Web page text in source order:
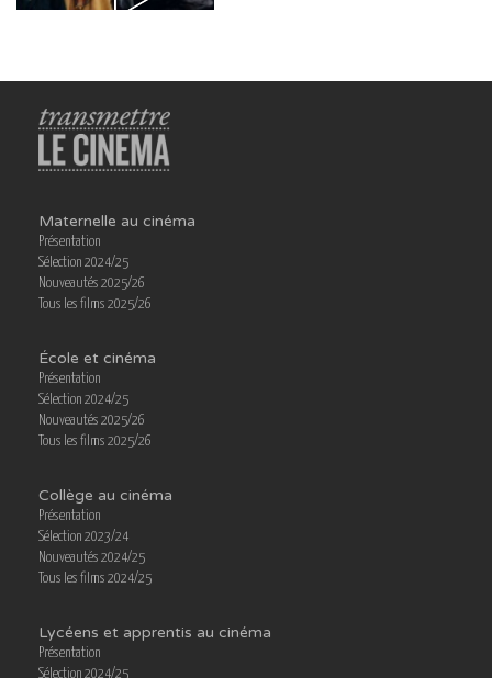
Maternelle au cinéma
Présentation
Sélection 2024/25
Nouveautés 2025/26
Tous les films 2025/26
École et cinéma
Présentation
Sélection 2024/25
Nouveautés 2025/26
Tous les films 2025/26
Collège au cinéma
Présentation
Sélection 2023/24
Nouveautés 2024/25
Tous les films 2024/25
Lycéens et apprentis au cinéma
Présentation
Sélection 2024/25